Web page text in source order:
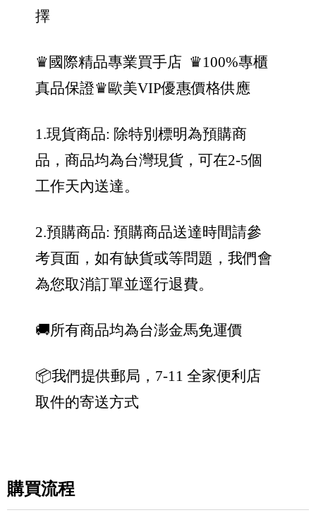
擇
♛國際精品專業買手店 ♛100%專櫃
真品保證♛歐美VIP優惠價格供應
1.現貨商品: 除特別標明為預購商
品，商品均為台灣現貨，可在2-5個
工作天內送達。
2.預購商品: 預購商品送達時間請參
考頁面，如有缺貨或等問題，我們會
為您取消訂單並逕行退費。
🚚所有商品均為台澎金馬免運價
📦我們提供郵局，7-11 全家便利店
取件的寄送方式
購買流程